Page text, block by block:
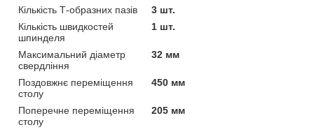
Кількість Т-образних пазів
3 шт.
Кількість швидкостей
шпинделя
1 шт.
Максимальний діаметр
свердління
32 мм
Поздовжнє переміщення
столу
450 мм
Поперечне переміщення
столу
205 мм